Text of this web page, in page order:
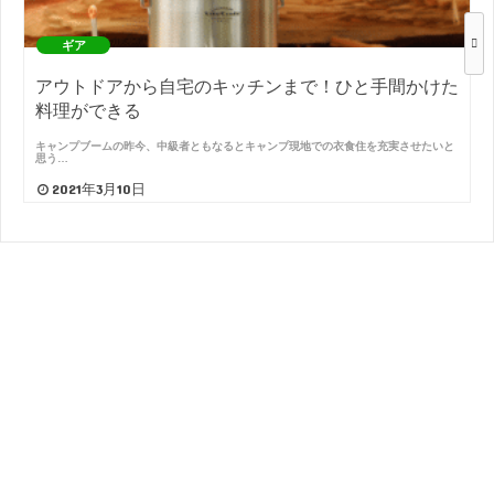
ギア
アウトドアから自宅のキッチンまで！ひと手間かけた
料理ができる
キャンプブームの昨今、中級者ともなるとキャンプ現地での衣食住を充実させたいと
思う…
2021年3月10日